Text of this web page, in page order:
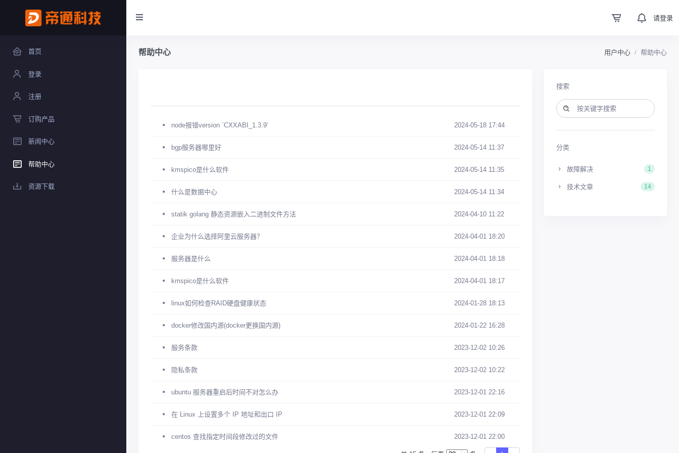
请登录
首页
登录
注册
订购产品
新闻中心
帮助中心
资源下载
帮助中心 用户中心 帮助中心
node报错version `CXXABI_1.3.9‘ 2024-05-18 17:44
bgp服务器哪里好 2024-05-14 11:37
kmspico是什么软件 2024-05-14 11:35
什么是数据中心 2024-05-14 11:34
statik golang 静态资源嵌入二进制文件方法 2024-04-10 11:22
企业为什么选择阿里云服务器？ 2024-04-01 18:20
服务器是什么 2024-04-01 18:18
kmspico是什么软件 2024-04-01 18:17
linux如何检查RAID硬盘健康状态 2024-01-28 18:13
docker修改国内源(docker更换国内源) 2024-01-22 16:28
服务条款 2023-12-02 10:26
隐私条款 2023-12-02 10:22
ubuntu 服务器重启后时间不对怎么办 2023-12-01 22:16
在 Linux 上设置多个 IP 地址和出口 IP 2023-12-01 22:09
centos 查找指定时间段修改过的文件 2023-12-01 22:00
搜索
分类
故障解决 1
技术文章 14